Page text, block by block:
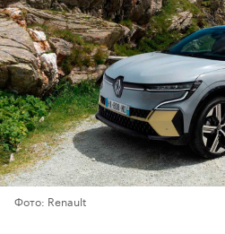
Фото: Renault